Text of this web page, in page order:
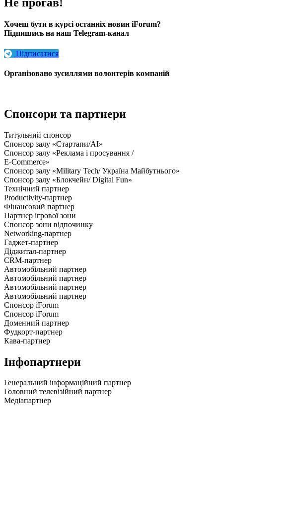
Хочеш бути в курсі останніх новин iForum?
Підпишись на наш Telegram-канал
Підписатися
Організовано зусиллями волонтерів компаній
Спонсори та партнери
Титульний спонсор
Спонсор залу «Стартапи/AI»
Спонсор залу «Реклама і просування /
E-Commerce»
Спонсор залу «Military Tech/ Україна Майбутнього»
Спонсор залу «Блокчейн/ Digital Fun»
Технічний партнер
Productivity-партнер
Фінансовий партнер
Партнер ігрової зони
Спонсор зони відпочинку
Networking-партнер
Гаджет-партнер
Діджитал-партнер
CRM-партнер
Автомобільний партнер
Автомобільний партнер
Автомобільний партнер
Автомобільний партнер
Спонсор iForum
Спонсор iForum
Доменний партнер
Фудкорт-партнер
Кава-партнер
Інфопартнери
Генеральний інформаційний партнер
Головний телевізійний партнер
Медіапартнер